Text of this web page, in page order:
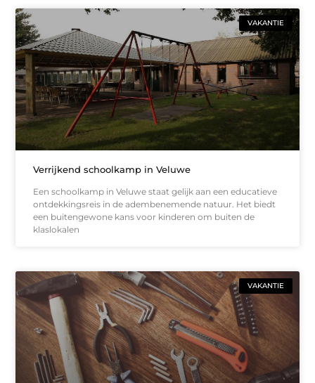
VAKANTIE
Verrijkend schoolkamp in Veluwe
Een schoolkamp in Veluwe staat gelijk aan een educatieve
ontdekkingsreis in de adembenemende natuur. Het biedt
een buitengewone kans voor kinderen om buiten de
klaslokalen
VAKANTIE